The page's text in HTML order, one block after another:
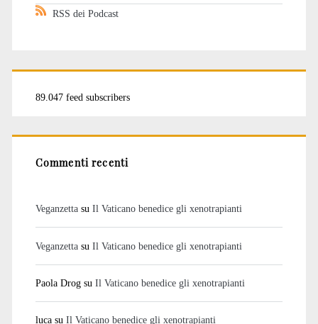
RSS dei Podcast
89.047 feed subscribers
Commenti recenti
Veganzettasu Il Vaticano benedice gli xenotrapianti
Veganzettasu Il Vaticano benedice gli xenotrapianti
Paola Drogsu Il Vaticano benedice gli xenotrapianti
lucasu Il Vaticano benedice gli xenotrapianti